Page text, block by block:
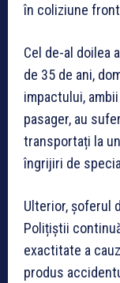
în coliziune
Cel de-al doilea
de 35 de ani,
impactului,
pasager, au
transportați la
îngrijiri de
Ulterior, șoferul
Polițiștii
exactitate a
produs